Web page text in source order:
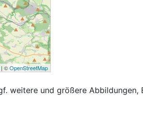
| ©OpenStreetMap
weitere und größere Abbildungen,